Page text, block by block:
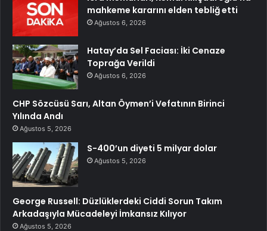
mahkeme kararını elden tebliğ etti
Ağustos 6, 2026
Hatay’da Sel Faciası: İki Cenaze
Toprağa Verildi
Ağustos 6, 2026
CHP Sözcüsü Sarı, Altan Öymen’i Vefatının Birinci
Yılında Andı
Ağustos 5, 2026
S-400’un diyeti 5 milyar dolar
Ağustos 5, 2026
George Russell: Düzlüklerdeki Ciddi Sorun Takım
Arkadaşıyla Mücadeleyi İmkansız Kılıyor
Ağustos 5, 2026